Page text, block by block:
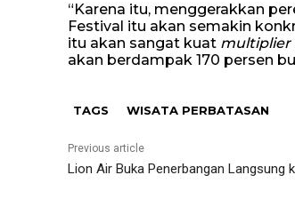
“Karena itu, menggerakkan
Festival itu akan semakin
itu akan sangat kuat multiplier
akan berdampak 170 persen
TAGS WISATA PERBATASAN
Previous article
Lion Air Buka Penerbangan Langsung